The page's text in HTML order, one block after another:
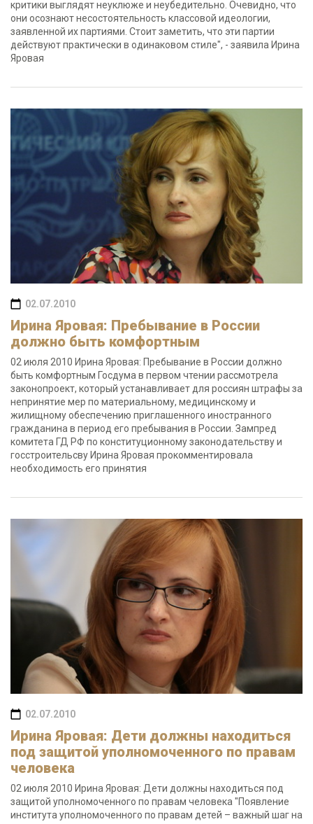
критики выглядят неуклюже и неубедительно. Очевидно, что
они осознают несостоятельность классовой идеологии,
заявленной их партиями. Стоит заметить, что эти партии
действуют практически в одинаковом стиле", - заявила Ирина
Яровая
02.07.2010
Ирина Яровая: Пребывание в России
должно быть комфортным
02 июля 2010 Ирина Яровая: Пребывание в России должно
быть комфортным Госдума в первом чтении рассмотрела
законопроект, который устанавливает для россиян штрафы за
непринятие мер по материальному, медицинскому и
жилищному обеспечению приглашенного иностранного
гражданина в период его пребывания в России. Зампред
комитета ГД РФ по конституционному законодательству и
госстроительсву Ирина Яровая прокомментировала
необходимость его принятия
02.07.2010
Ирина Яровая: Дети должны находиться
под защитой уполномоченного по правам
человека
02 июля 2010 Ирина Яровая: Дети должны находиться под
защитой уполномоченного по правам человека "Появление
института уполномоченного по правам детей – важный шаг на